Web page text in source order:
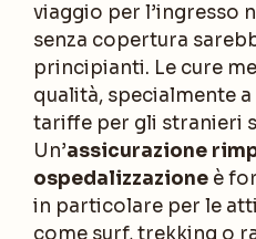
viaggio per l’ingresso
senza copertura
principianti. Le cure
qualità, specialmente a
tariffe per gli stranieri
Un’assicurazione
ospedalizzazione è
in particolare per le